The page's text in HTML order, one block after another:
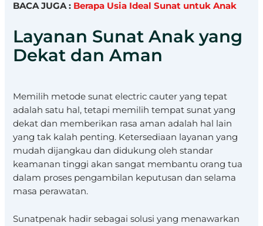
BACA JUGA : Berapa Usia Ideal Sunat untuk Anak
Layanan Sunat Anak yang
Dekat dan Aman
Memilih metode sunat electric cauter yang tepat
adalah satu hal, tetapi memilih tempat sunat yang
dekat dan memberikan rasa aman adalah hal lain
yang tak kalah penting. Ketersediaan layanan yang
mudah dijangkau dan didukung oleh standar
keamanan tinggi akan sangat membantu orang tua
dalam proses pengambilan keputusan dan selama
masa perawatan.
Sunatpenak hadir sebagai solusi yang menawarkan